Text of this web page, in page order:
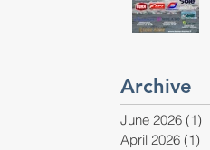
Archive
June 2026 (1)
April 2026 (1)